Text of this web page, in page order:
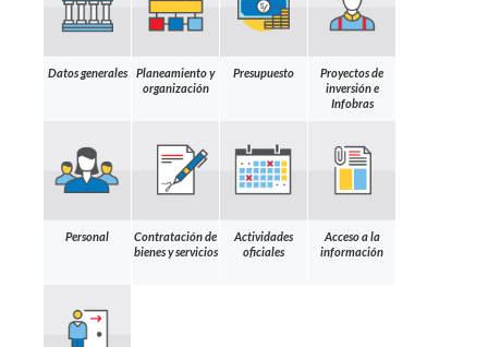
Datos generales
Planeamiento y
organización
Presupuesto
Proyectos de
inversión e
Infobras
Personal
Contratación de
bienes y servicios
Actividades
oficiales
Acceso a la
información